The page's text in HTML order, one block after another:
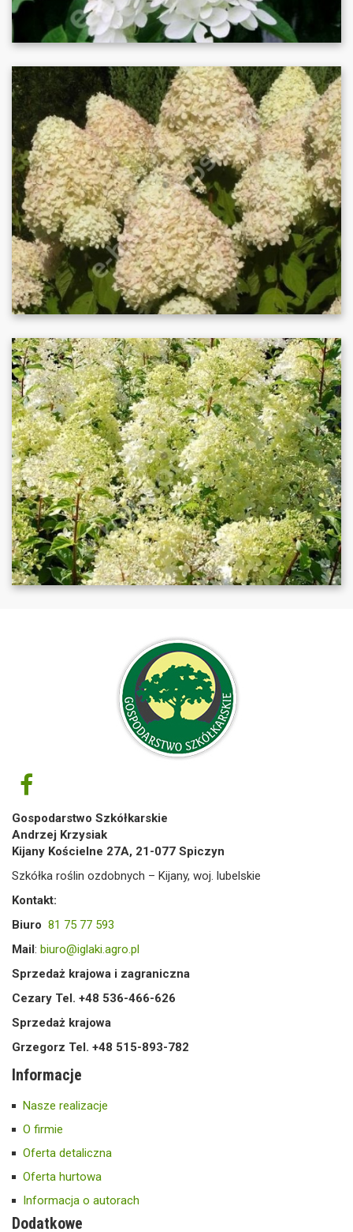
Gospodarstwo Szkółkarskie
Andrzej Krzysiak
Kijany Kościelne 27A, 21-077 Spiczyn
Szkółka roślin ozdobnych – Kijany, woj. lubelskie
Kontakt:
Biuro 81 75 77 593
Mail : biuro@iglaki.agro.pl
Sprzedaż krajowa i zagraniczna
Cezary Tel. +48 536-466-626
Sprzedaż krajowa
Grzegorz Tel. +48 515-893-782
Informacje
Nasze realizacje
O firmie
Oferta detaliczna
Oferta hurtowa
Informacja o autorach
Dodatkowe